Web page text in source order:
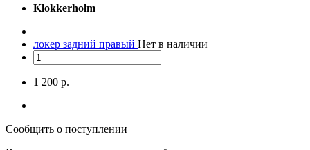
Klokkerholm
локер задний правый Нет в наличии
1 200 р.
Сообщить о поступлении